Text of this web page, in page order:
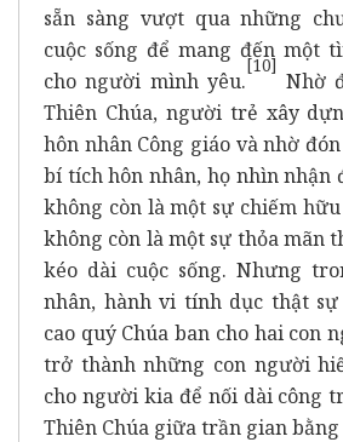
sẵn sàng vượt qua những
cuộc sống để mang đến một
cho người mình yêu.
[10]
Nhờ
Thiên Chúa, người trẻ xây
hôn nhân Công giáo và nhờ
bí tích hôn nhân, họ nhìn nhận
không còn là một sự chiếm
không còn là một sự thỏa mãn
kéo dài cuộc sống. Nhưng
nhân, hành vi tính dục thật
cao quý Chúa ban cho hai con
trở thành những con người
cho người kia để nối dài công
Thiên Chúa giữa trần gian